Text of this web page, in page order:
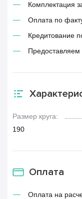
Комплектация
Оплата по
Кредитование
Размер круга:
190
Оплата
Оплата на